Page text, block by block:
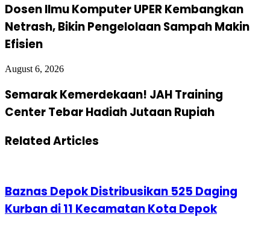
Dosen Ilmu Komputer UPER Kembangkan
Netrash, Bikin Pengelolaan Sampah Makin
Efisien
August 6, 2026
Semarak Kemerdekaan! JAH Training
Center Tebar Hadiah Jutaan Rupiah
Related Articles
Baznas Depok Distribusikan 525 Daging
Kurban di 11 Kecamatan Kota Depok